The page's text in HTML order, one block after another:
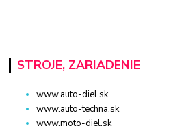
STROJE, ZARIADENIE
www.auto-diel.sk
www.auto-techna.sk
www.moto-diel.sk